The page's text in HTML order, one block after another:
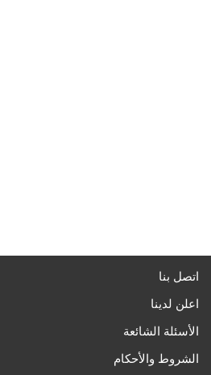
اتصل بنا
اعلن لدينا
الأسئلة الشائعة
الشروط والأحكام